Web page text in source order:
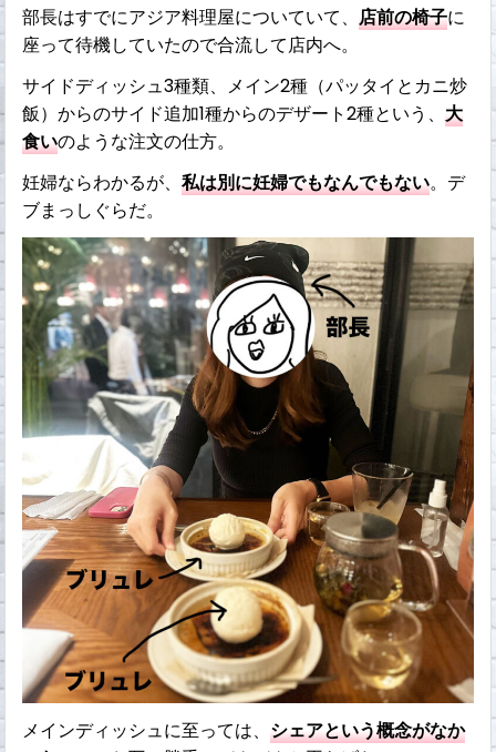
部長はすでにアジア料理屋についていて、店前の椅子に
座って待機していたので合流して店内へ。
サイドディッシュ3種類、メイン2種（パッタイとカニ炒
飯）からのサイド追加1種からのデザート2種という、大
食いのような注文の仕方。
妊婦ならわかるが、私は別に妊婦でもなんでもない。デ
ブまっしぐらだ。
メインディッシュに至っては、シェアという概念がなか